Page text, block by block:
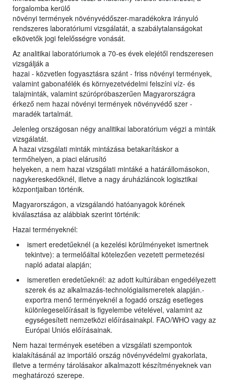
forgalomba kerülő
növényi termények növényvédőszer-maradékokra irányuló
rendszeres laboratóriumi vizsgálatát, a szabálytalanságokat
elkövetők jogi felelősségre vonását.
Az analitikai laboratóriumok a 70-es évek elejétől rendszeresen
vizsgálják a
hazai - közvetlen fogyasztásra szánt - friss növényi termények,
valamint gabonafélék és környezetvédelmi felszíni víz- és
talajminták, valamint szúrópróbaszerűen Magyarországra
érkező nem hazai növényi termények növényvédő szer -
maradék tartalmát.
Jelenleg országosan négy analitikai laboratórium végzi a minták
vizsgálatát.
A hazai vizsgálati minták mintázása betakarításkor a
termőhelyen, a piaci elárusító
helyeken, a nem hazai vizsgálati mintáké a határállomásokon,
nagykereskedőknél, illetve a nagy áruházláncok logisztikai
központjaiban történik.
Magyarországon, a vizsgálandó hatóanyagok körének
kiválasztása az alábbiak szerint történik:
Hazai terményeknél:
ismert eredetűeknél (a kezelési körülményeket ismertnek
tekintve): a termelőáltal kötelezően vezetett permetezési
napló adatai alapján;
ismeretlen eredetűeknél: az adott kultúrában engedélyezett
szerek és az alkalmazás-technológiaiismeretek alapján.-
exportra menő terményeknél a fogadó ország esetleges
különlegeselőírásait is figyelembe vételével, valamint az
egységesített nemzetközi előírásainakpl. FAO/WHO vagy az
Európai Uniós előírásainak.
Nem hazai termények esetében a vizsgálati szempontok
kialakításánál az importáló ország növényvédelmi gyakorlata,
illetve a termény tárolásakor alkalmazott készítményeknek van
meghatározó szerepe.